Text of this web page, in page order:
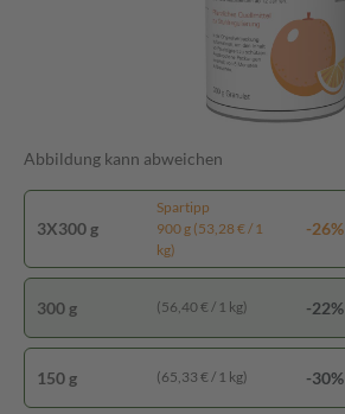
Abbildung kann abweichen
3X300 g
Spartipp
900 g (53,28 € / 1
kg)
-26%
300 g (56,40 € / 1 kg) -22%
150 g (65,33 € / 1 kg) -30%